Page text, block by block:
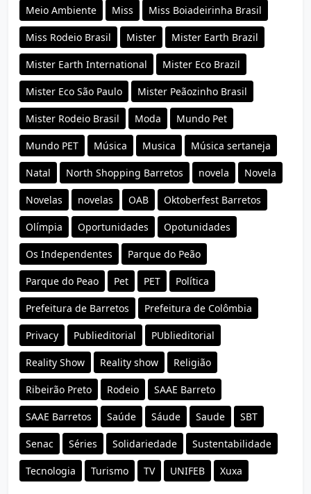
Meio Ambiente Miss Miss Boiadeirinha Brasil
Miss Rodeio Brasil Mister Mister Earth Brazil
Mister Earth International Mister Eco Brazil
Mister Eco São Paulo Mister Peãozinho Brasil
Mister Rodeio Brasil Moda Mundo Pet
Mundo PET Música Musica Música sertaneja
Natal North Shopping Barretos novela Novela
Novelas novelas OAB Oktoberfest Barretos
Olímpia Oportunidades Opotunidades
Os Independentes Parque do Peão
Parque do Peao Pet PET Política
Prefeitura de Barretos Prefeitura de Colômbia
Privacy Publieditorial PUblieditorial
Reality Show Reality show Religião
Ribeirão Preto Rodeio SAAE Barreto
SAAE Barretos Saúde Sáude Saude SBT
Senac Séries Solidariedade Sustentabilidade
Tecnologia Turismo TV UNIFEB Xuxa